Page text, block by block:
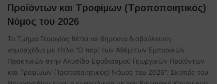
Προϊόντων και Τροφίμων (Τροποποιητικός)
Νόμος του 2026
Το Τμήμα Γεωργίας θέτει σε δημόσια διαβούλευση
νομοσχέδιο με τίτλο “Ο περί των Αθέμιτων Εμπορικών
Πρακτικών στην Αλυσίδα Εφοδιασμού Γεωργικών Προϊόντων
και Τροφίμων (Τροποποιητικός) Νόμος του 2026”. Σκοπός του